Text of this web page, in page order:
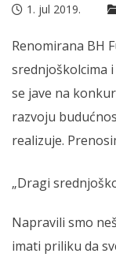
1. jul 2019.
Renomirana BH
srednjoškolcima
se jave na
razvoju
realizuje.
„Dragi
Napravili smo
imati priliku da